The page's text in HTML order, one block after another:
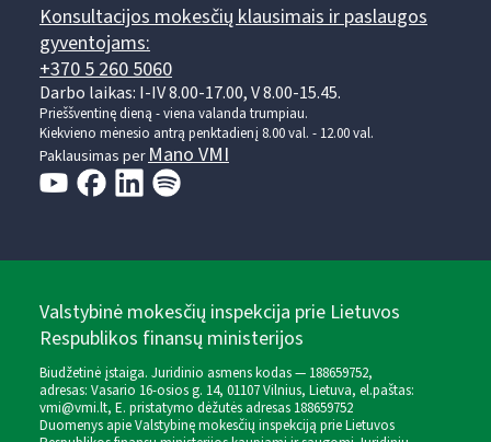
Konsultacijos mokesčių klausimais ir paslaugos
gyventojams:
+370 5 260 5060
Darbo laikas: I-IV 8.00-17.00, V 8.00-15.45.
Prieššventinę dieną - viena valanda trumpiau.
Kiekvieno mėnesio antrą penktadienį 8.00 val. - 12.00 val.
Paklausimas perMano VMI
Valstybinė mokesčių inspekcija prie Lietuvos
Respublikos finansų ministerijos
Biudžetinė įstaiga. Juridinio asmens kodas — 188659752,
adresas: Vasario 16-osios g. 14, 01107 Vilnius, Lietuva, el.paštas:
vmi@vmi.lt, E. pristatymo dėžutės adresas 188659752
Duomenys apie Valstybinę mokesčių inspekciją prie Lietuvos